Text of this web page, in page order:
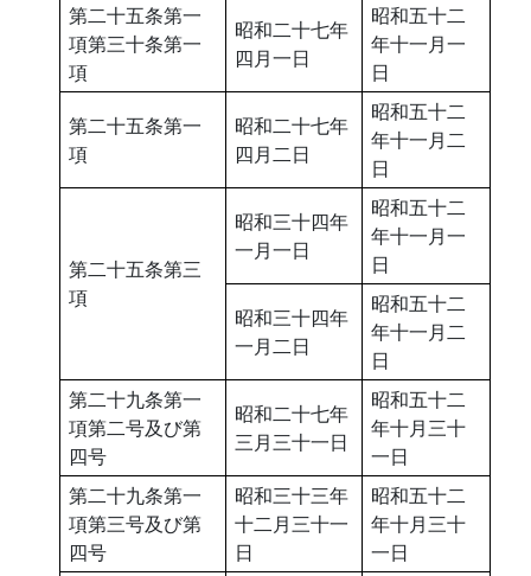
第二十五条第一
項第三十条第一
項
昭和二十七年
四月一日
昭和五十二
年十一月一
日
第二十五条第一
項
昭和二十七年
四月二日
昭和五十二
年十一月二
日
第二十五条第三
項
昭和三十四年
一月一日
昭和五十二
年十一月一
日
昭和三十四年
一月二日
昭和五十二
年十一月二
日
第二十九条第一
項第二号及び第
四号
昭和二十七年
三月三十一日
昭和五十二
年十月三十
一日
第二十九条第一
項第三号及び第
四号
昭和三十三年
十二月三十一
日
昭和五十二
年十月三十
一日